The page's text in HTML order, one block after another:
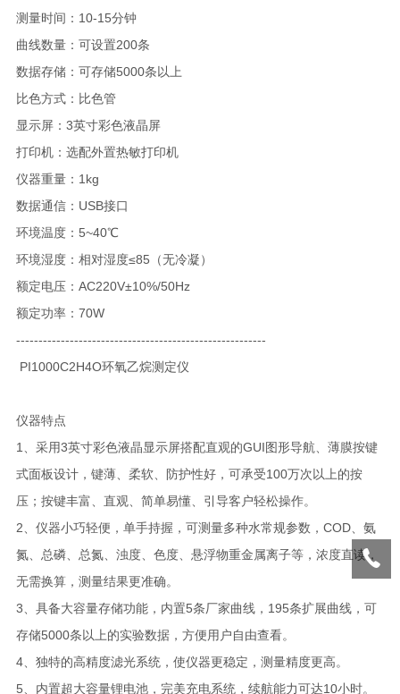
测量时间：10-15分钟
曲线数量：可设置200条
数据存储：可存储5000条以上
比色方式：比色管
显示屏：3英寸彩色液晶屏
打印机：选配外置热敏打印机
仪器重量：1kg
数据通信：USB接口
环境温度：5~40℃
环境湿度：相对湿度≤85（无冷凝）
额定电压：AC220V±10%/50Hz
额定功率：70W
--------------------------------------------------------
PI1000C2H4O环氧乙烷测定仪
仪器特点
1、采用3英寸彩色液晶显示屏搭配直观的GUI图形导航、薄膜按键
式面板设计，键薄、柔软、防护性好，可承受100万次以上的按
压；按键丰富、直观、简单易懂、引导客户轻松操作。
2、仪器小巧轻便，单手持握，可测量多种水常规参数，COD、氨
氮、总磷、总氮、浊度、色度、悬浮物重金属离子等，浓度直读，
无需换算，测量结果更准确。
3、具备大容量存储功能，内置5条厂家曲线，195条扩展曲线，可
存储5000条以上的实验数据，方便用户自由查看。
4、独特的高精度滤光系统，使仪器更稳定，测量精度更高。
5、内置超大容量锂电池，完美充电系统，续航能力可达10小时。